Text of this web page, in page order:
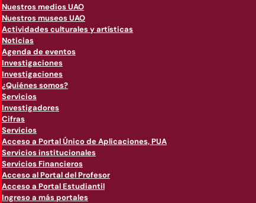
Nuestros medios UAO
Nuestros museos UAO
Actividades culturales y artísticas
Noticias
Agenda de eventos
Investigaciones
Investigaciones
¿Quiénes somos?
Servicios
Investigadores
Cifras
Servicios
Acceso a Portal Único de Aplicaciones, PUA
Servicios institucionales
Servicios Financieros
Acceso al Portal del Profesor
Acceso a Portal Estudiantil
Ingreso a más portales